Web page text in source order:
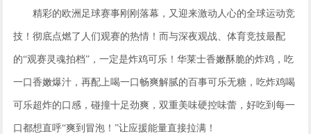
精彩的欧洲足球赛事刚刚落幕，又迎来激动人心的全球运动竞
技！彻底点燃了人们观赛的热情！而与深夜观战、体育竞技最配
的“观赛灵魂拍档”，一定是炸鸡可乐！华莱士香嫩酥脆的炸鸡，吃
一口香嫩爆汁 ，再配上喝一口畅爽解腻的百事可乐无糖，吃炸鸡喝
可乐超炸的 口感，碰撞十足劲爽 ，双重美味硬控味蕾，好吃到每一
口都想直呼“爽到冒泡！”让应援能量直接拉满！